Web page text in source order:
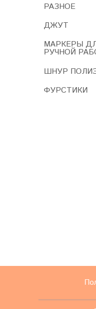
РАЗНОЕ
ДЖУТ
МАРКЕРЫ
РУЧНОЙ
ШНУР
ФУРСТИКИ